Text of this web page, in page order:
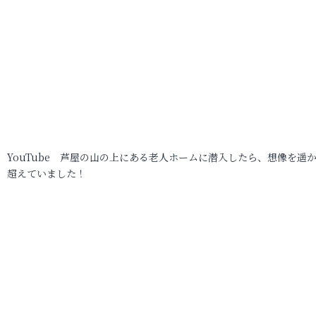
YouTube 芦屋の山の上にある老人ホームに潜入したら、想像を遥
超えていました！